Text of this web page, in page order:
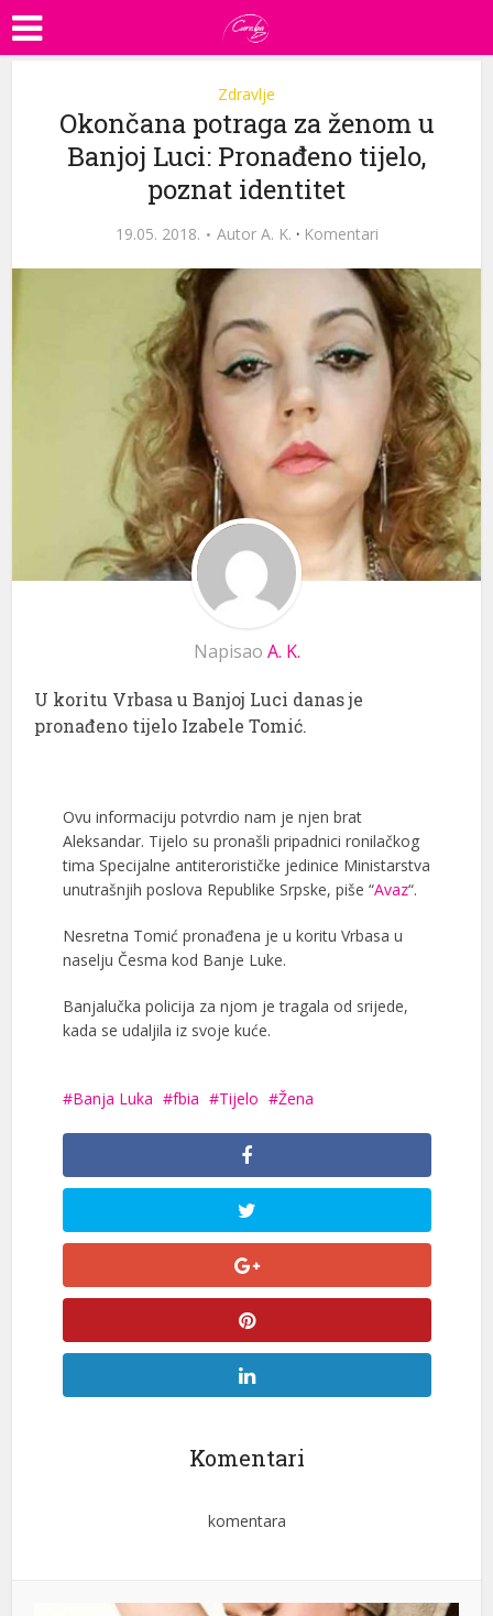
Zdravlje
Okončana potraga za ženom u
Banjoj Luci: Pronađeno tijelo,
poznat identitet
19.05. 2018. Autor A. K. · Komentari
Napisao A. K.
U koritu Vrbasa u Banjoj Luci danas je
pronađeno tijelo Izabele Tomić.
Ovu informaciju potvrdio nam je njen brat
Aleksandar. Tijelo su pronašli pripadnici ronilačkog
tima Specijalne antiterorističke jedinice Ministarstva
unutrašnjih poslova Republike Srpske, piše “Avaz“.
Nesretna Tomić pronađena je u koritu Vrbasa u
naselju Česma kod Banje Luke.
Banjalučka policija za njom je tragala od srijede,
kada se udaljila iz svoje kuće.
Banja Luka fbia Tijelo Žena
Komentari
komentara